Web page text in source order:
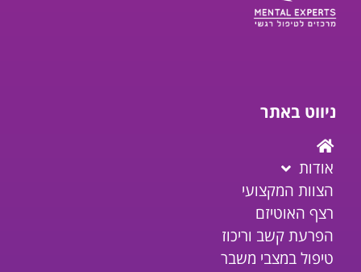
ניווט באתר
אודות
הצוות המקצועי
רצף האוטיזם
הפרעת קשב וריכוז
טיפול במצבי משבר